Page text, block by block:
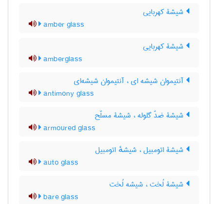
شیشۀ کهربایی
amber glass
شیشۀ کهربایی
amberglass
آنتیموان شیشه ای ، آنتیموان شیشه‌ای
antimony glass
شیشۀ ضدّ گلوله ، شیشۀ مسلّح
armoured glass
شیشۀ اتومبیل ، شیشهٔ اتومبیل
auto glass
شیشۀ لُخت ، شیشه لُخت
bare glass